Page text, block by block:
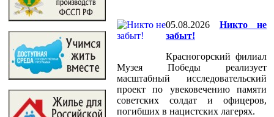
05.08.2026
Никто не
забыт!
Красногорский филиал
Музея Победы реализует
масштабный исследовательский
проект по увековечению памяти
советских солдат и офицеров,
погибших в нацистских лагерях.